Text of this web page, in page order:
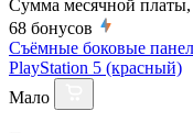
Сумма месячной платы,
68 бонусов
Съёмные боковые
PlayStation 5 (красный)
Мало